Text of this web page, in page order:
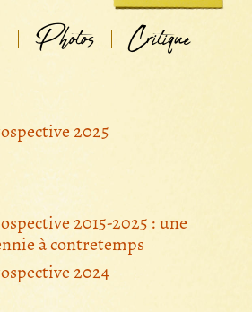
Photos Critique
2025
2015-2025 : une
à contretemps
2024